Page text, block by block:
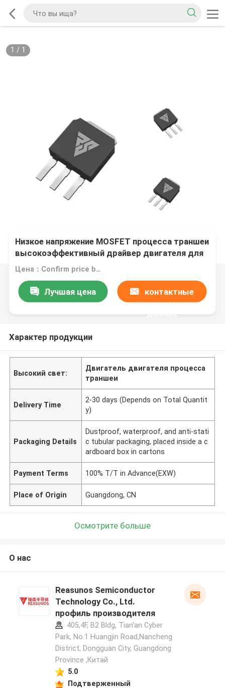
1 / 1
Низкое напряжение MOSFET процесса траншеи
высокоэффективный драйвер двигателя для
базовой станции 5G Цена：Confirm price based on product
Лучшая цена контактные
данные
Характер продукции
Высокий свет:
Двигатель двигателя процесса
траншеи
Delivery Time
2-30 days (Depends on Total Quantit
y)
Packaging Details
Dustproof, waterproof, and anti-stati
c tubular packaging, placed inside a c
ardboard box in cartons
Payment Terms 100% T/T in Advance(EXW)
Place of Origin Guangdong, CN
Осмотрите больше
О нас
Reasunos Semiconductor
Technology Co., Ltd.
профиль производителя
405,4F, B2 Bldg, Tian'an Cyber
Park, No.1 Huangjin Road,Nancheng
District, Dongguan City, Guangdong
Province ,Китай
5.0
Подтверженный